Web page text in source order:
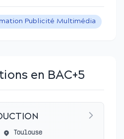
Publicité Multimédia
en BAC+5
Toulouse